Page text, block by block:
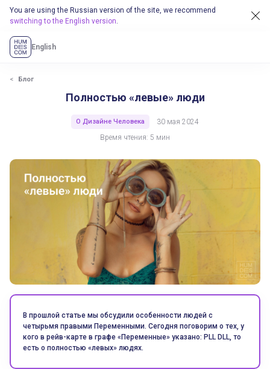
You are using the Russian version of the site, we recommend
switching to the English version.
English
Блог
Полностью «левые» люди
О Дизайне Человека
30 мая 2024
Время чтения: 5 мин
В прошлой статье мы обсудили особенности людей с
четырьмя правыми Переменными. Сегодня поговорим о тех, у
кого в рейв-карте в графе «Переменные» указано: PLL DLL, то
есть о полностью «левых» людях.